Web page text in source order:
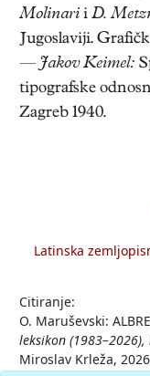
Molinari i D.
Jugoslaviji.
— Jakov Keimel:
tipografske
Zagreb 1940.
Latinska
Citiranje:
O. Maruševski:
leksikon (1983–2026),
Miroslav Krleža,